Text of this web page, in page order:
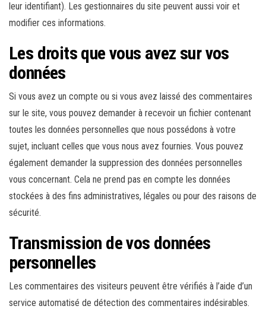
leur identifiant). Les gestionnaires du site peuvent aussi voir et
modifier ces informations.
Les droits que vous avez sur vos
données
Si vous avez un compte ou si vous avez laissé des commentaires
sur le site, vous pouvez demander à recevoir un fichier contenant
toutes les données personnelles que nous possédons à votre
sujet, incluant celles que vous nous avez fournies. Vous pouvez
également demander la suppression des données personnelles
vous concernant. Cela ne prend pas en compte les données
stockées à des fins administratives, légales ou pour des raisons de
sécurité.
Transmission de vos données
personnelles
Les commentaires des visiteurs peuvent être vérifiés à l’aide d’un
service automatisé de détection des commentaires indésirables.